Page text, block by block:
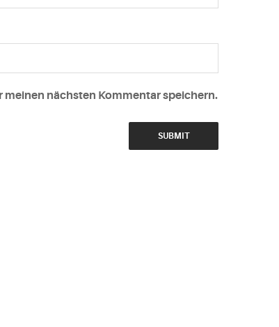
meinen nächsten Kommentar speichern.